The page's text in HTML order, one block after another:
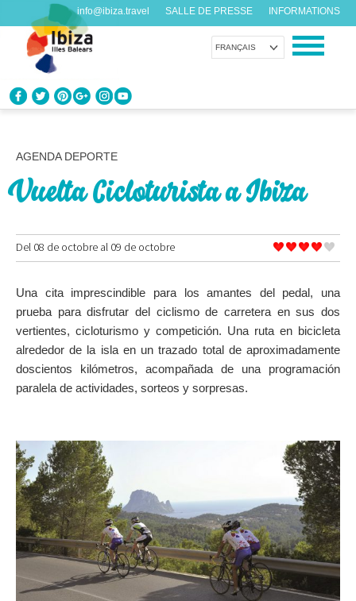
FRANÇAIS
info@ibiza.travel SALLE DE PRESSE INFORMATIONS
PROFITEZ D’IBIZA
AGENDA
ORGANISER VOTRE VOYAGE
Avant de nous rendre visite
SUR LA CARTE
Arrivez toujours à destination
AGENDA DEPORTE
Vuelta Cicloturista a Ibiza
Del 08 de octobre al 09 de octobre
Una cita imprescindible para los amantes del pedal, una
prueba para disfrutar del ciclismo de carretera en sus dos
vertientes, cicloturismo y competición. Una ruta en bicicleta
alrededor de la isla en un trazado total de aproximadamente
doscientos kilómetros, acompañada de una programación
paralela de actividades, sorteos y sorpresas.